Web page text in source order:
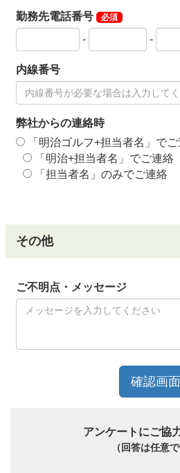
勤務先電話番号 必須
- -
内線番号
弊社からの連絡時
「明治ゴルフ+担当者名」で
「明治+担当者名」でご連絡
「担当者名」のみでご連絡
その他
ご不明点・メッセージ
アンケートにご協
（回答は任意で